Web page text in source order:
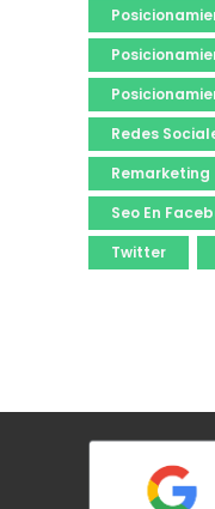
Redes
Remarketing
Seo En
Twitter